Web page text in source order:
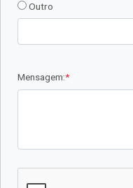
Outro
Mensagem:*